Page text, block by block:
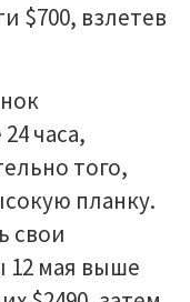
$700, взлетев
часа,
того,
планку.
свои
12 мая выше